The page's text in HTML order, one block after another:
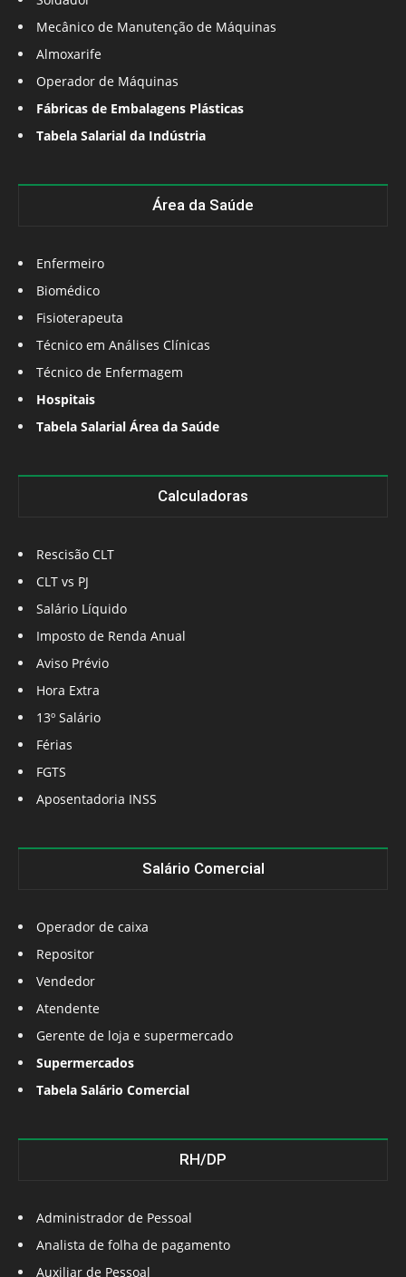
Mecânico de Manutenção de Máquinas
Almoxarife
Operador de Máquinas
Fábricas de Embalagens Plásticas
Tabela Salarial da Indústria
Área da Saúde
Enfermeiro
Biomédico
Fisioterapeuta
Técnico em Análises Clínicas
Técnico de Enfermagem
Hospitais
Tabela Salarial Área da Saúde
Calculadoras
Rescisão CLT
CLT vs PJ
Salário Líquido
Imposto de Renda Anual
Aviso Prévio
Hora Extra
13º Salário
Férias
FGTS
Aposentadoria INSS
Salário Comercial
Operador de caixa
Repositor
Vendedor
Atendente
Gerente de loja e supermercado
Supermercados
Tabela Salário Comercial
RH/DP
Administrador de Pessoal
Analista de folha de pagamento
Auxiliar de Pessoal